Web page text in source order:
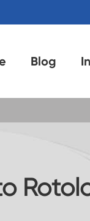
Blog